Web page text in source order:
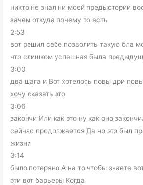
никто не знал ни моей предыстории
зачем откуда почему то есть
2:53
вот решил себе позволить такую бла
что слишком успешная была
3:00
два шага и Вот хотелось повы дри
хочу сказать это
3:06
закончи Или как это ну как оно
сейчас продолжается Да но это был
жизни
3:14
было потеряно А на то чтобы знаете
эти вот барьеры Когда